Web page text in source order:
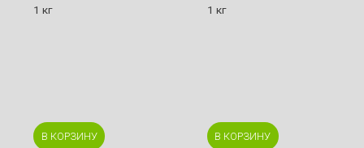
1 кг
В КОРЗИНУ
1 кг
В КОРЗИНУ